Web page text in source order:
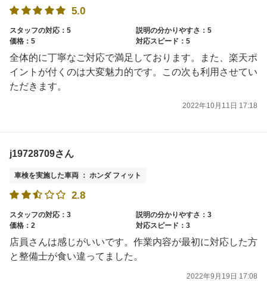
5.0
スタッフの対応：5
説明の分かりやすさ：5
価格：5
対応スピード：5
全体的に丁寧なご対応で満足しております。また、楽天ポ
イントが付くのは大変魅力的です。この次も利用させてい
ただきます。
2022年10月11日 17:18
j19728709さん
車検を実施した車両 ： ホンダ フィット
2.8
スタッフの対応：3
説明の分かりやすさ：3
価格：2
対応スピード：3
店員さんは感じがいいです。作業内容が最初に対応した方
と整備士が食い違ってました。
2022年9月19日 17:08